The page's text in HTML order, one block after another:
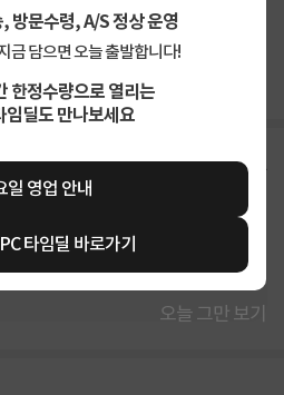
방문수령, A/S 정상 운영
금 담으면 오늘 출발합니다!
한정수량으로 열리는
임딜도 만나보세요
일 영업 안내
타임딜 바로가기
오늘 그만 보기
환/반품/환불 배송안내
품정보가 있으면 알려주세요.
! 총504
상품 만족해요